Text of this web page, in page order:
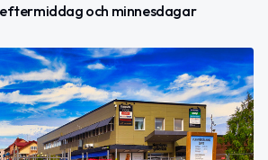
eftermiddag och minnesdagar